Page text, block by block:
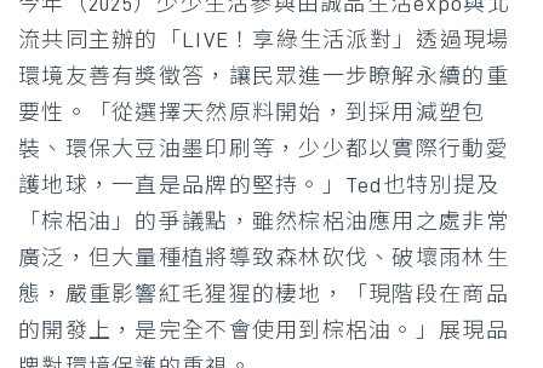
流共同主辦的「LIVE！享綠生活派對」透過現場
環境友善有獎徵答，讓民眾進一步瞭解永續的重
要性。「從選擇天然原料開始，到採用減塑包
裝、環保大豆油墨印刷等，少少都以實際行動愛
護地球，一直是品牌的堅持。」Ted也特別提及
「棕梠油」的爭議點，雖然棕梠油應用之處非常
廣泛，但大量種植將導致森林砍伐、破壞雨林生
態，嚴重影響紅毛猩猩的棲地，「現階段在商品
的開發上，是完全不會使用到棕梠油。」展現品